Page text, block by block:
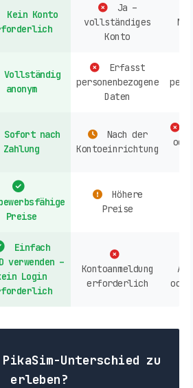
Kein Konto
Ja –
vollständiges
Konto
Vollständig
anonym
Erfasst
personenbezogene
Daten
Sofort nach
Zahlung
Nach der
Kontoeinrichtung
Preise
Höhere
Preise
Einfach
verwenden –
Login
Kontoanmeldung
erforderlich
Unterschied zu
erleben?